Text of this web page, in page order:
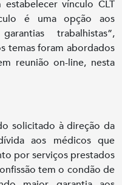
vínculo CLT
é uma opção aos
trabalhistas”,
temas foram abordados
reunião on-line, nesta
solicitado à direção da
aos médicos que
por serviços prestados
tem o condão de